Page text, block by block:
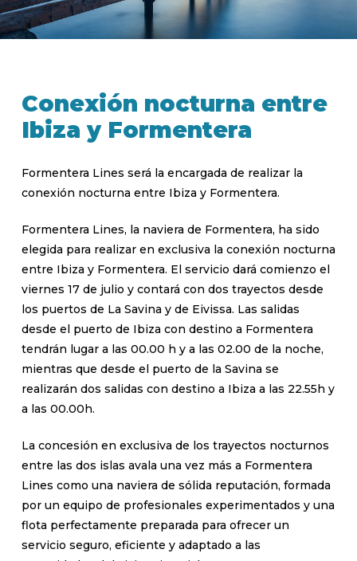
Conexión nocturna entre
Ibiza y Formentera
Formentera Lines será la encargada de realizar la
conexión nocturna entre Ibiza y Formentera.
Formentera Lines, la naviera de Formentera, ha sido
elegida para realizar en exclusiva la conexión nocturna
entre Ibiza y Formentera. El servicio dará comienzo el
viernes 17 de julio y contará con dos trayectos desde
los puertos de La Savina y de Eivissa. Las salidas
desde el puerto de Ibiza con destino a Formentera
tendrán lugar a las 00.00 h y a las 02.00 de la noche,
mientras que desde el puerto de la Savina se
realizarán dos salidas con destino a Ibiza a las 22.55h y
a las 00.00h.
La concesión en exclusiva de los trayectos nocturnos
entre las dos islas avala una vez más a Formentera
Lines como una naviera de sólida reputación, formada
por un equipo de profesionales experimentados y una
flota perfectamente preparada para ofrecer un
servicio seguro, eficiente y adaptado a las